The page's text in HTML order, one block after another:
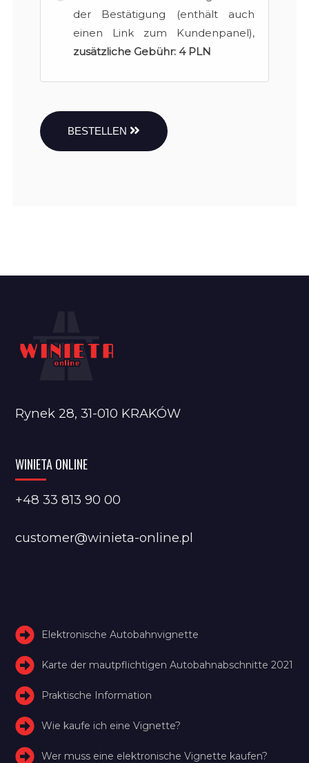
der Bestätigung (enthält auch
einen Link zum Kundenpanel),
zusätzliche Gebühr: 4 PLN
BESTELLEN
Rynek 28, 31-010 KRAKÓW
WINIETA ONLINE
+48 33 813 90 00
customer@winieta-online.pl
Elektronische Autobahnvignette
Karte der mautpflichtigen Autobahnabschnitte 2021
Praktische Information
Wie kaufe ich eine Vignette?
Wer muss eine elektronische Vignette kaufen?